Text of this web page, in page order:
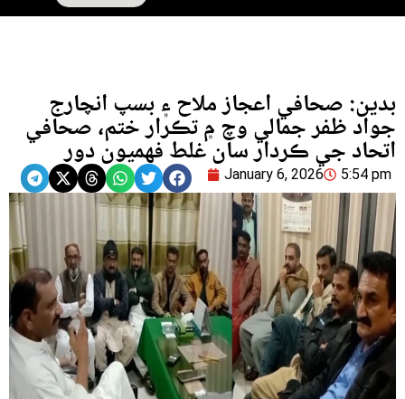
بدين: صحافي اعجاز ملاح ۽ بسپ انچارج
جواد ظفر جمالي وچ ۾ تڪرار ختم، صحافي
اتحاد جي ڪردار سان غلط فهميون دور
January 6, 2026 5:54 pm